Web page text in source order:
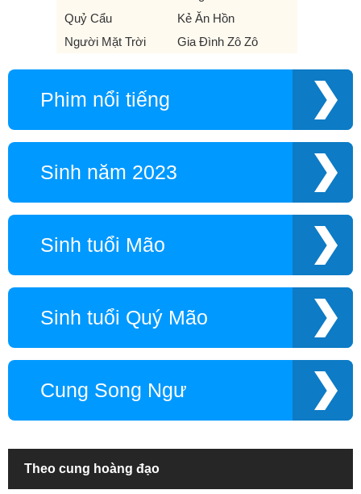
Quỷ Cẩu
Kẻ Ăn Hồn
Người Mặt Trời
Gia Đình Zô Zô
Phim nổi tiếng
Sinh năm 2023
Sinh tuổi Mão
Sinh tuổi Quý Mão
Cung Song Ngư
Theo cung hoàng đạo